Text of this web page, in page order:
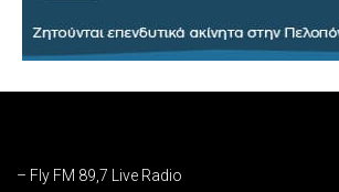
– Fly FM 89,7 Live Radio